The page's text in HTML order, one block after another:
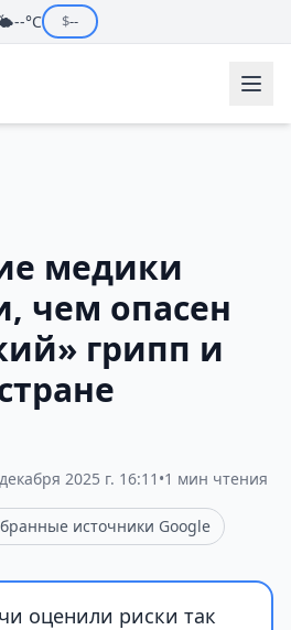
--°C $--
медики
чем опасен
грипп и
2025 г. 16:11 •1 мин чтения
источники Google
оценили риски так